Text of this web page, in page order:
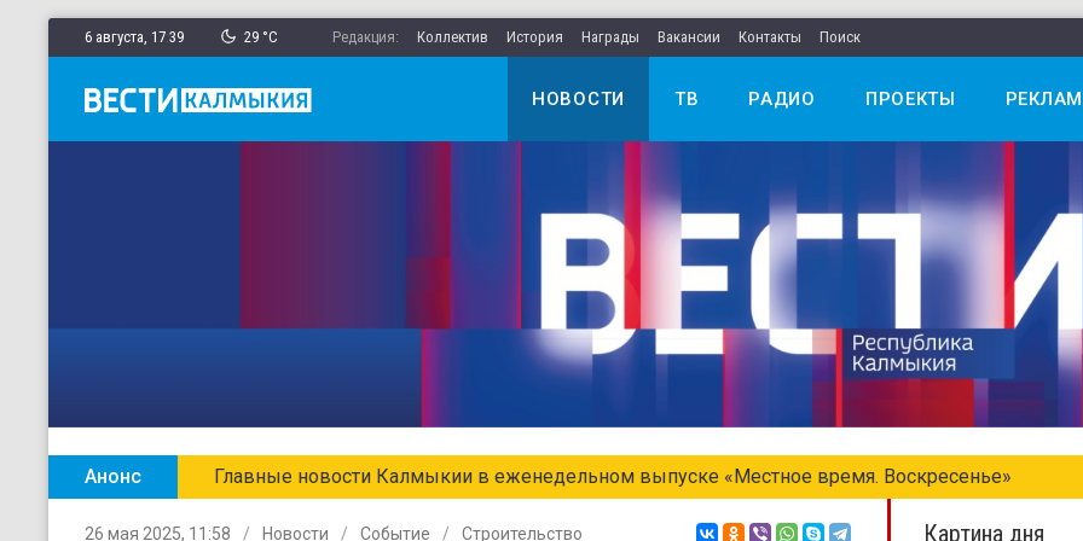
6 августа, 17:39 29 °C Редакция: Коллектив История Награды Вакансии Контакты Поиск
НОВОСТИ ТВ РАДИО ПРОЕКТЫ
Анонс Главные новости Калмыкии в еженедельном выпуске «Местное время. Воскресенье»
26 мая 2025, 11:58 Новости Событие Строительство Картина дня